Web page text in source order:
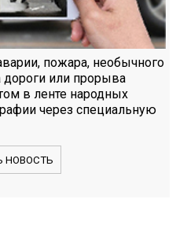
пожара, необычного
дороги или прорыва
в ленте народных
через специальную
НОВОСТЬ